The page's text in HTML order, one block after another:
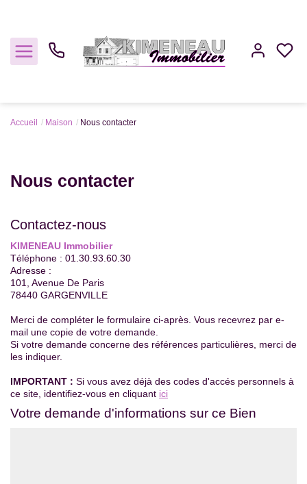
Louer
Estimer
Gestion
Notre Agence
Contact
Accueil Maison Nous contacter
Nous contacter
Contactez-nous
KIMENEAU Immobilier
Téléphone : 01.30.93.60.30
Adresse :
101, Avenue De Paris
78440 GARGENVILLE
Merci de compléter le formulaire ci-après. Vous recevrez par e-
mail une copie de votre demande.
Si votre demande concerne des références particulières, merci de
les indiquer.
IMPORTANT : Si vous avez déjà des codes d'accés personnels à
ce site, identifiez-vous en cliquant ici
Votre demande d'informations sur ce Bien